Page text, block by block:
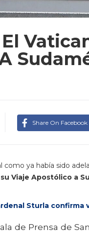
Share On Facebook
como ya había sido
Viaje Apostólico a
Sturla
de Prensa de